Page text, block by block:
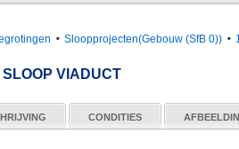
Sloopprojecten(Gebouw (SfB 0))
VIADUCT
CONDITIES